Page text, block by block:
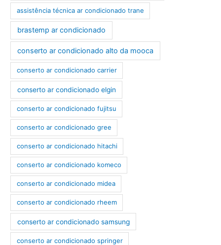
assistência técnica ar condicionado trane
brastemp ar condicionado
conserto ar condicionado alto da mooca
conserto ar condicionado carrier
conserto ar condicionado elgin
conserto ar condicionado fujitsu
conserto ar condicionado gree
conserto ar condicionado hitachi
conserto ar condicionado komeco
conserto ar condicionado midea
conserto ar condicionado rheem
conserto ar condicionado samsung
conserto ar condicionado springer